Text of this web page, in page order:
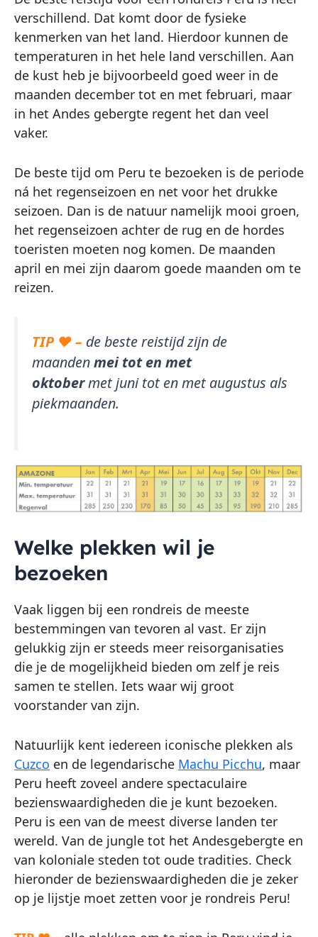
verschillend. Dat komt door de fysieke
kenmerken van het land. Hierdoor kunnen de
temperaturen in het hele land verschillen. Aan
de kust heb je bijvoorbeeld goed weer in de
maanden december tot en met februari, maar
in het Andes gebergte regent het dan veel
vaker.
De beste tijd om Peru te bezoeken is de periode
ná het regenseizoen en net voor het drukke
seizoen. Dan is de natuur namelijk mooi groen,
het regenseizoen achter de rug en de hordes
toeristen moeten nog komen. De maanden
april en mei zijn daarom goede maanden om te
reizen.
TIP ♥ – de beste reistijd zijn de
maandenmei tot en met
oktobermet juni tot en met augustus als
piekmaanden.
Welke plekken wil je
bezoeken
Vaak liggen bij een rondreis de meeste
bestemmingen van tevoren al vast. Er zijn
gelukkig zijn er steeds meer reisorganisaties
die je de mogelijkheid bieden om zelf je reis
samen te stellen. Iets waar wij groot
voorstander van zijn.
Natuurlijk kent iedereen iconische plekken als
Cuzco en de legendarische Machu Picchu, maar
Peru heeft zoveel andere spectaculaire
bezienswaardigheden die je kunt bezoeken.
Peru is een van de meest diverse landen ter
wereld. Van de jungle tot het Andesgebergte en
van koloniale steden tot oude tradities. Check
hieronder de bezienswaardigheden die je zeker
op je lijstje moet zetten voor je rondreis Peru!